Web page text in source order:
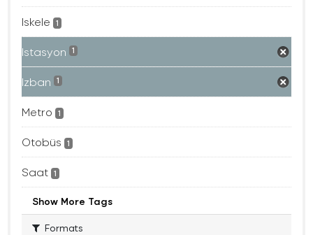
Iskele 1
Istasyon 1
Izban 1
Metro 1
Otobüs 1
Saat 1
Show More Tags
Formats